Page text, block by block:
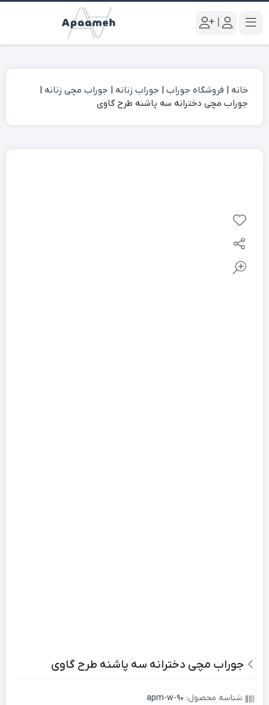
|
خانه | فروشگاه جوراب | جوراب زنانه | جوراب مچی زنانه |
جوراب مچی دخترانه سه پاشنه طرح گاوی
جوراب مچی دخترانه سه پاشنه طرح گاوی
شناسه محصول: apm-w-90